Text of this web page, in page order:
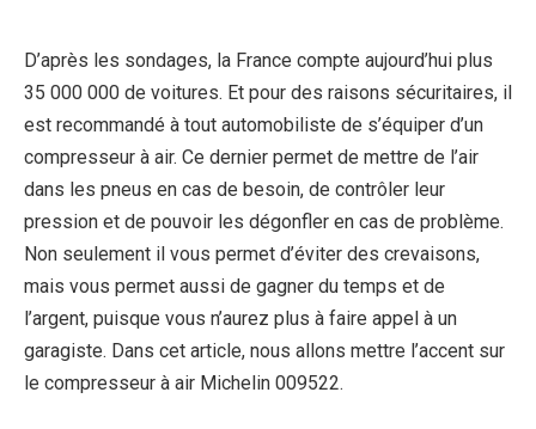
D’après les sondages, la France compte aujourd’hui plus
35 000 000 de voitures. Et pour des raisons sécuritaires, il
est recommandé à tout automobiliste de s’équiper d’un
compresseur à air. Ce dernier permet de mettre de l’air
dans les pneus en cas de besoin, de contrôler leur
pression et de pouvoir les dégonfler en cas de problème.
Non seulement il vous permet d’éviter des crevaisons,
mais vous permet aussi de gagner du temps et de
l’argent, puisque vous n’aurez plus à faire appel à un
garagiste. Dans cet article, nous allons mettre l’accent sur
le compresseur à air Michelin 009522.